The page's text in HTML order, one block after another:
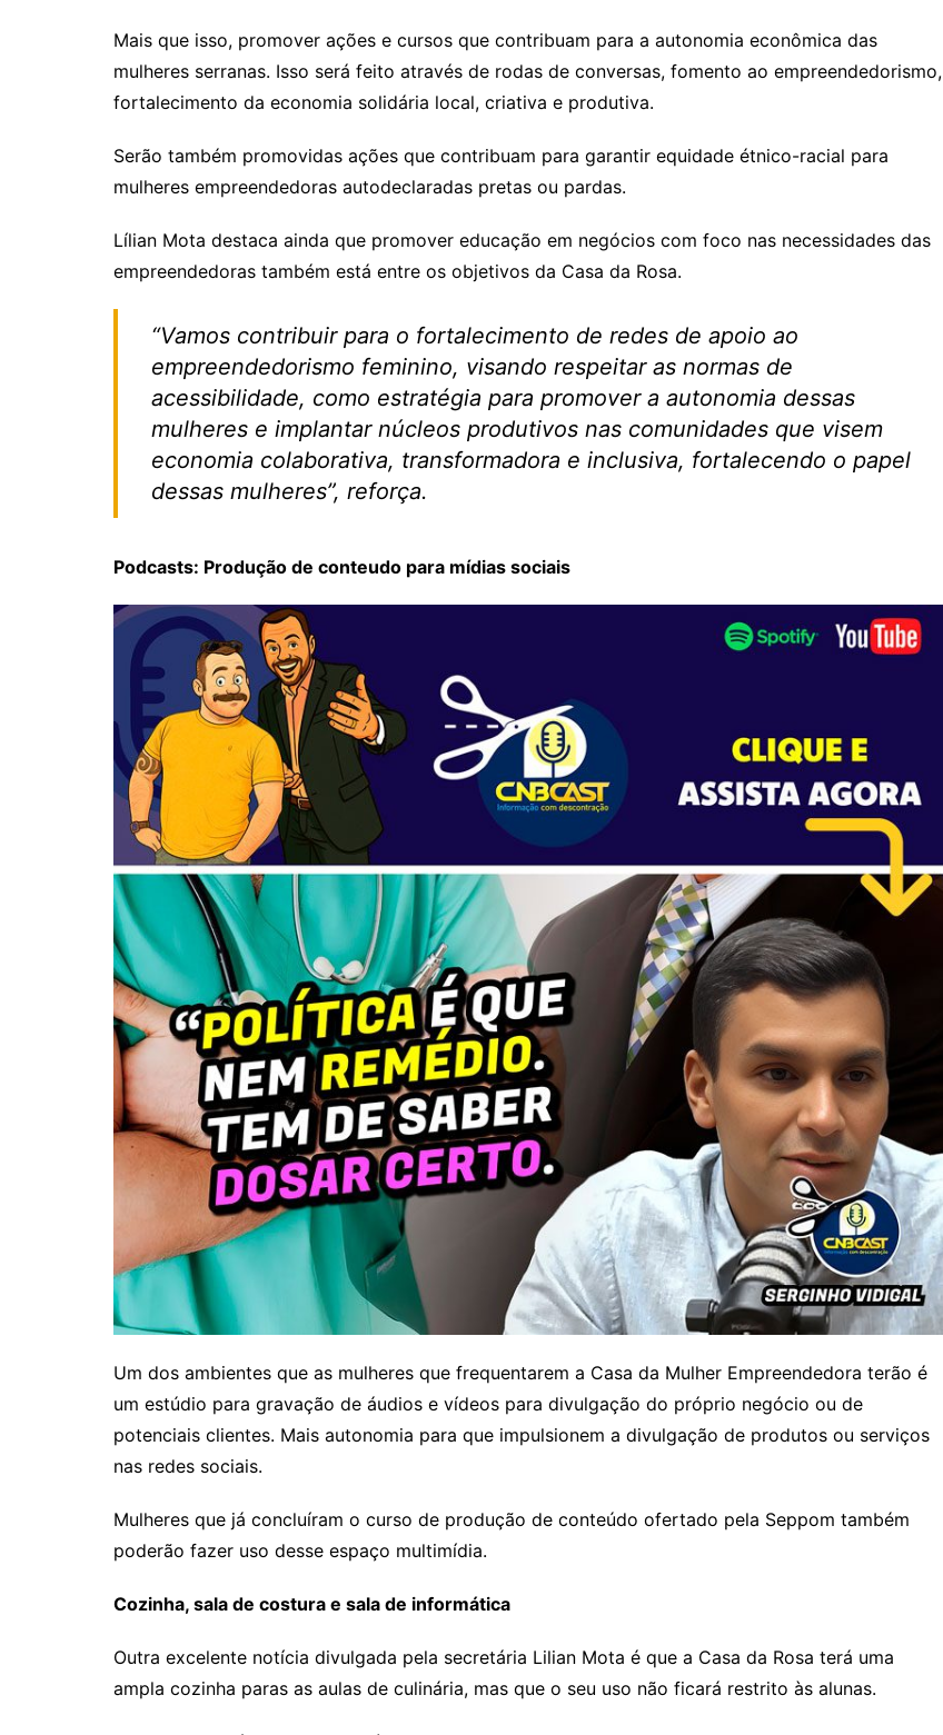
Mais que isso, promover ações e cursos que contribuam para a autonomia econômica das
mulheres serranas. Isso será feito através de rodas de conversas, fomento ao empreendedorismo,
fortalecimento da economia solidária local, criativa e produtiva.
Serão também promovidas ações que contribuam para garantir equidade étnico-racial para
mulheres empreendedoras autodeclaradas pretas ou pardas.
Lílian Mota destaca ainda que promover educação em negócios com foco nas necessidades das
empreendedoras também está entre os objetivos da Casa da Rosa.
“Vamos contribuir para o fortalecimento de redes de apoio ao
empreendedorismo feminino, visando respeitar as normas de
acessibilidade, como estratégia para promover a autonomia dessas
mulheres e implantar núcleos produtivos nas comunidades que visem
economia colaborativa, transformadora e inclusiva, fortalecendo o papel
dessas mulheres”, reforça.
Podcasts: Produção de conteudo para mídias sociais
Um dos ambientes que as mulheres que frequentarem a Casa da Mulher Empreendedora terão é
um estúdio para gravação de áudios e vídeos para divulgação do próprio negócio ou de
potenciais clientes. Mais autonomia para que impulsionem a divulgação de produtos ou serviços
nas redes sociais.
Mulheres que já concluíram o curso de produção de conteúdo ofertado pela Seppom também
poderão fazer uso desse espaço multimídia.
Cozinha, sala de costura e sala de informática
Outra excelente notícia divulgada pela secretária Lilian Mota é que a Casa da Rosa terá uma
ampla cozinha paras as aulas de culinária, mas que o seu uso não ficará restrito às alunas.